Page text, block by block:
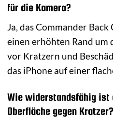
für die Kamera?
Ja, das Commander
einen erhöhten Rand um
vor Kratzern und
das iPhone auf einer
Wie widerstandsfähig ist
Oberfläche gegen Kratzer?